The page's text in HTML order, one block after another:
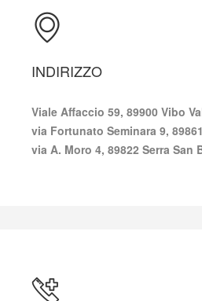
INDIRIZZO
Viale Affaccio 59, 89900 Vibo
via Fortunato Seminara 9,
via A. Moro 4, 89822 Serra San